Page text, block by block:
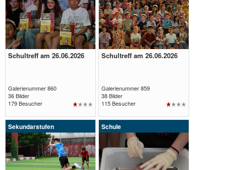
öffnen
Schultreff am 26.06.2026
Galerienummer 860
36 Bilder
179 Besucher
öffnen
Schultreff am 26.06.2026
Galerienummer 859
38 Bilder
115 Besucher
Sekundarstufen Schule